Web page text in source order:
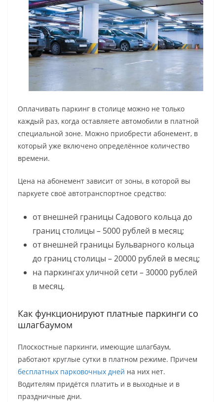
Оплачивать паркинг в столице можно не только
каждый раз, когда оставляете автомобили в платной
специальной зоне. Можно приобрести абонемент, в
который уже включено определённое количество
времени.
Цена на абонемент зависит от зоны, в которой вы
паркуете своё автотранспортное средство:
от внешней границы Садового кольца до
границ столицы – 5000 рублей в месяц;
от внешней границы Бульварного кольца
до границ столицы – 20000 рублей в месяц;
на паркингах уличной сети – 30000 рублей
в месяц.
Как функционируют платные паркинги со
шлагбаумом
Плоскостные паркинги, имеющие шлагбаум,
работают круглые сутки в платном режиме. Причем
бесплатных парковочных дней на них нет.
Водителям придётся платить и в выходные и в
праздничные дни.